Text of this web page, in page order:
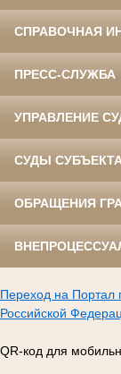
СПРАВОЧНАЯ
ПРЕСС-СЛУЖБА
УПРАВЛЕНИЕ
СУДЫ
ОБРАЩЕНИЯ
Переход на Портал
Российской
QR-код для